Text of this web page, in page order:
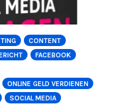
CONTENT
FACEBOOK
ONLINE GELD VERDIENEN
SOCIAL MEDIA